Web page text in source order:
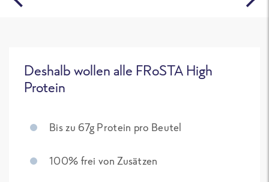
Deshalb wollen alle FRoSTA High
Protein
Bis zu 67g Protein pro Beutel
100% frei von Zusätzen